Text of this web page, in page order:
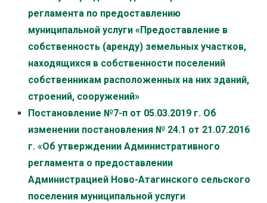
регламента по предоставлению
муниципальной услуги «Предоставление в
собственность (аренду) земельных участков,
находящихся в собственности поселений
собственникам расположенных на них зданий,
строений, сооружений»
Постановление №7-п от 05.03.2019 г. Об
изменении постановления № 24.1 от 21.07.2016
г. «Об утверждении Административного
регламента о предоставлении
Администрацией Ново-Атагинского сельского
поселения муниципальной услуги